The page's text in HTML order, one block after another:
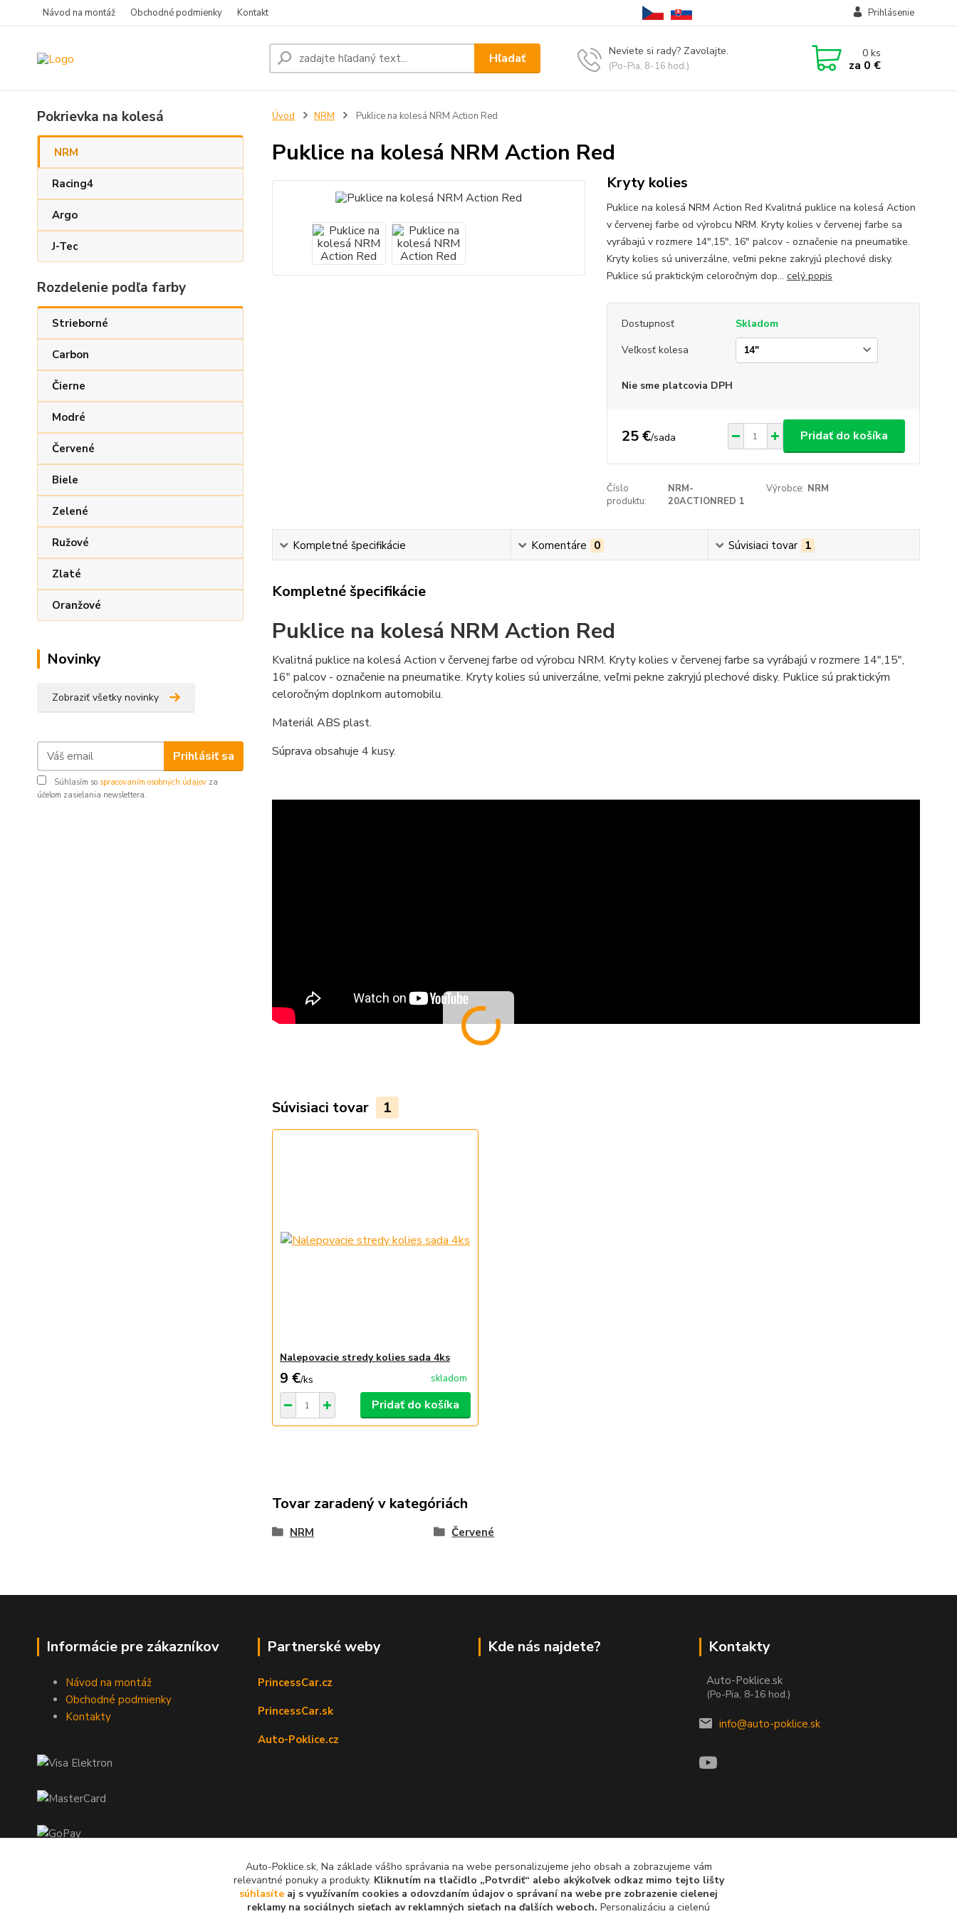
Návod na montáž Obchodné podmienky Kontakt Prihlásenie
Hľadať Neviete si rady? Zavolajte.
(Po-Pia, 8-16 hod.)
0ks
za 0 €
Pokrievka na kolesá
NRM
Racing4
Argo
J-Tec
Rozdelenie podľa farby
Strieborné
Carbon
Čierne
Modré
Červené
Biele
Zelené
Ružové
Zlaté
Oranžové
Novinky
Zobraziť všetky novinky
Prihlásiť sa
Súhlasím so spracovaním osobných údajov za
účelom zasielania newslettera.
Úvod NRM Puklice na kolesá NRM Action Red
Puklice na kolesá NRM Action Red
Kryty kolies
Puklice na kolesá NRM Action Red Kvalitná puklice na kolesá Action
v červenej farbe od výrobcu NRM. Kryty kolies v červenej farbe sa
vyrábajú v rozmere 14",15", 16" palcov - označenie na pneumatike.
Kryty kolies sú univerzálne, veľmi pekne zakryjú plechové disky.
Puklice sú praktickým celoročným dop... celý popis
Dostupnosť
Skladom
Veľkosť kolesa
Nie sme platcovia DPH
25 €/sada Pridať do košíka
Číslo
produktu:
NRM-
20ACTIONRED 1
Výrobce: NRM
Kompletné špecifikácie Komentáre 0 Súvisiaci tovar 1
Kompletné špecifikácie
Puklice na kolesá NRM Action Red
Kvalitná puklice na kolesá Action v červenej farbe od výrobcu NRM. Kryty kolies v červenej farbe sa vyrábajú v rozmere 14",15",
16" palcov - označenie na pneumatike. Kryty kolies sú univerzálne, veľmi pekne zakryjú plechové disky. Puklice sú praktickým
celoročným doplnkom automobilu.
Materiál ABS plast.
Súprava obsahuje 4 kusy.
Súvisiaci tovar 1
Nalepovacie stredy kolies sada 4ks
9 €/ks skladom
Pridať do košíka
Tovar zaradený v kategóriách
NRM Červené
Informácie pre zákazníkov
Návod na montáž
Obchodné podmienky
Kontakty
Partnerské weby
PrincessCar.cz
PrincessCar.sk
Auto-Poklice.cz
Kde nás najdete? Kontakty
Auto-Poklice.sk
(Po-Pia, 8-16 hod.)
info@auto-poklice.sk
Auto-Poklice.sk, Na základe vášho správania na webe personalizujeme jeho obsah a zobrazujeme vám
relevantné ponuky a produkty. Kliknutím na tlačidlo „Potvrdiť“ alebo akýkoľvek odkaz mimo tejto lišty
súhlasíte aj s využívaním cookies a odovzdaním údajov o správaní na webe pre zobrazenie cielenej
reklamy na sociálnych sieťach av reklamných sieťach na ďalších weboch. Personalizáciu a cielenú